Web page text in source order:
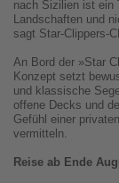
nach Sizilien ist ein
Landschaften und
sagt Star-Clippers-
An Bord der »Star
Konzept setzt
und klassische
offene Decks und
Gefühl einer
vermitteln.
Reise ab Ende